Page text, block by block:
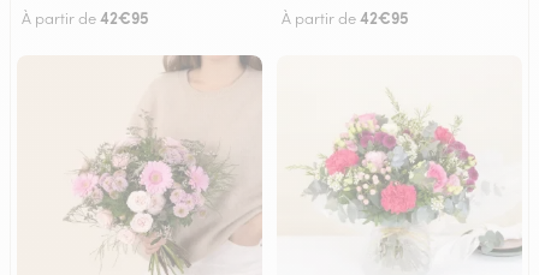
À partir de42€95 À partir de42€95